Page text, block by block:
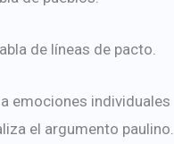
de líneas de pacto.
emociones individuales
el argumento paulino.